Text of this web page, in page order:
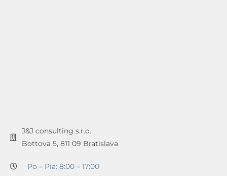
J&J consulting s.r.o.
Bottova 5, 811 09 Bratislava
Po – Pia: 8:00 – 17:00